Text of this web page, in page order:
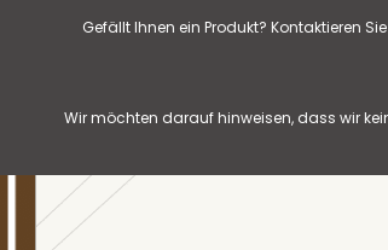
Gefällt Ihnen ein Produkt? Kontaktieren
Wir möchten darauf hinweisen, dass wir